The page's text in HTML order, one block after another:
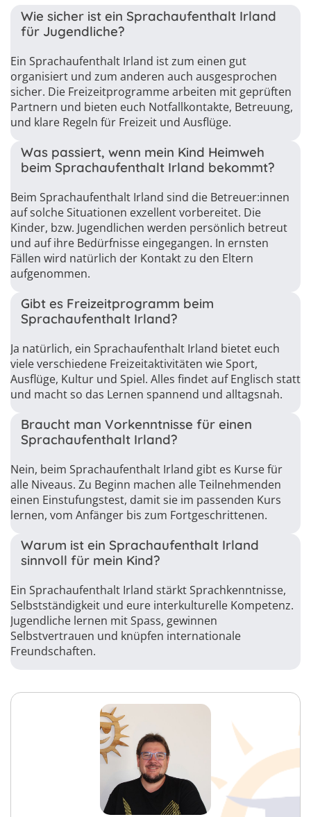
Wie sicher ist ein Sprachaufenthalt Irland
für Jugendliche?
Ein Sprachaufenthalt Irland ist zum einen gut
organisiert und zum anderen auch ausgesprochen
sicher. Die Freizeitprogramme arbeiten mit geprüften
Partnern und bieten euch Notfallkontakte, Betreuung,
und klare Regeln für Freizeit und Ausflüge.
Was passiert, wenn mein Kind Heimweh
beim Sprachaufenthalt Irland bekommt?
Beim Sprachaufenthalt Irland sind die Betreuer:innen
auf solche Situationen exzellent vorbereitet. Die
Kinder, bzw. Jugendlichen werden persönlich betreut
und auf ihre Bedürfnisse eingegangen. In ernsten
Fällen wird natürlich der Kontakt zu den Eltern
aufgenommen.
Gibt es Freizeitprogramm beim
Sprachaufenthalt Irland?
Ja natürlich, ein Sprachaufenthalt Irland bietet euch
viele verschiedene Freizeitaktivitäten wie Sport,
Ausflüge, Kultur und Spiel. Alles findet auf Englisch statt
und macht so das Lernen spannend und alltagsnah.
Braucht man Vorkenntnisse für einen
Sprachaufenthalt Irland?
Nein, beim Sprachaufenthalt Irland gibt es Kurse für
alle Niveaus. Zu Beginn machen alle Teilnehmenden
einen Einstufungstest, damit sie im passenden Kurs
lernen, vom Anfänger bis zum Fortgeschrittenen.
Warum ist ein Sprachaufenthalt Irland
sinnvoll für mein Kind?
Ein Sprachaufenthalt Irland stärkt Sprachkenntnisse,
Selbstständigkeit und eure interkulturelle Kompetenz.
Jugendliche lernen mit Spass, gewinnen
Selbstvertrauen und knüpfen internationale
Freundschaften.